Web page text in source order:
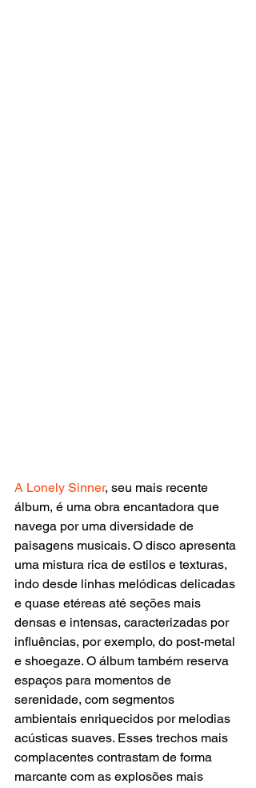
A Lonely Sinner, seu mais recente
álbum, é uma obra encantadora que
navega por uma diversidade de
paisagens musicais. O disco apresenta
uma mistura rica de estilos e texturas,
indo desde linhas melódicas delicadas
e quase etéreas até seções mais
densas e intensas, caracterizadas por
influências, por exemplo, do post-metal
e shoegaze. O álbum também reserva
espaços para momentos de
serenidade, com segmentos
ambientais enriquecidos por melodias
acústicas suaves. Esses trechos mais
complacentes contrastam de forma
marcante com as explosões mais